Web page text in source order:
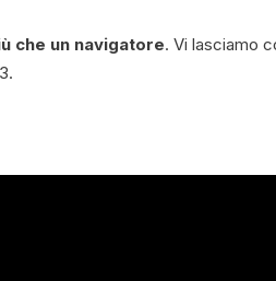
che un navigatore. Vi lasciamo